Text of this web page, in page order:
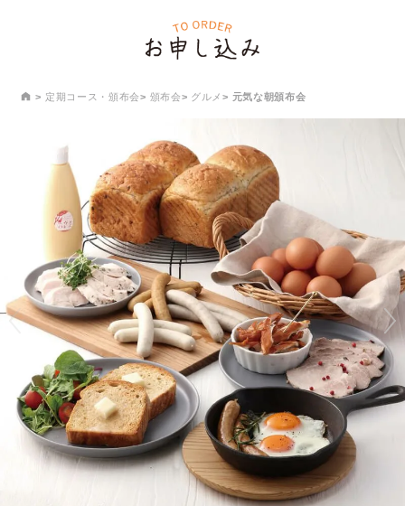
定期コース・頒布会 頒布会 グルメ 元気な朝頒布会